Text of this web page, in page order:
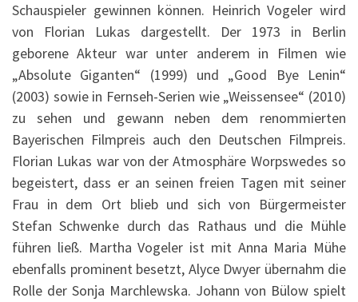
Schauspieler gewinnen können. Heinrich Vogeler wird
von Florian Lukas dargestellt. Der 1973 in Berlin
geborene Akteur war unter anderem in Filmen wie
„Absolute Giganten“ (1999) und „Good Bye Lenin“
(2003) sowie in Fernseh-Serien wie „Weissensee“ (2010)
zu sehen und gewann neben dem renommierten
Bayerischen Filmpreis auch den Deutschen Filmpreis.
Florian Lukas war von der Atmosphäre Worpswedes so
begeistert, dass er an seinen freien Tagen mit seiner
Frau in dem Ort blieb und sich von Bürgermeister
Stefan Schwenke durch das Rathaus und die Mühle
führen ließ. Martha Vogeler ist mit Anna Maria Mühe
ebenfalls prominent besetzt, Alyce Dwyer übernahm die
Rolle der Sonja Marchlewska. Johann von Bülow spielt